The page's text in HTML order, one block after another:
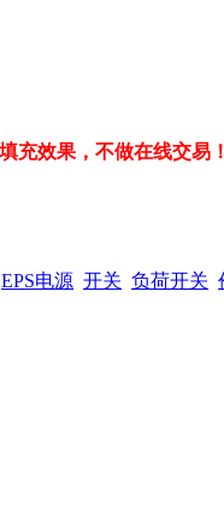
充效果，不做在线交易！
EPS电源 开关 负荷开关